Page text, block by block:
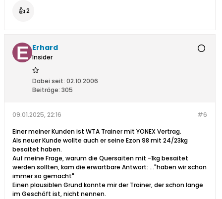
👍2
Erhard
Insider
Dabei seit: 02.10.2006
Beiträge: 305
#6
09.01.2025, 22:16
Einer meiner Kunden ist WTA Trainer mit YONEX Vertrag.
Als neuer Kunde wollte auch er seine Ezon 98 mit 24/23kg
besaitet haben.
Auf meine Frage, warum die Quersaiten mit -1kg besaitet
werden sollten, kam die erwartbare Antwort: ..."haben wir schon
immer so gemacht"
Einen plausiblen Grund konnte mir der Trainer, der schon lange
im Geschäft ist, nicht nennen.